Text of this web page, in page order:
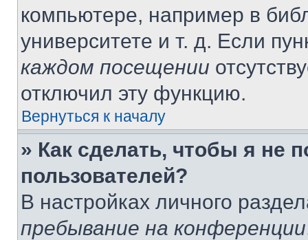
компьютере, например в
университете и т. д. Если
каждом посещении
отключил эту функцию.
Вернуться к началу
» Как сделать, чтобы я не
пользователей?
В настройках личного
пребывание на конференции